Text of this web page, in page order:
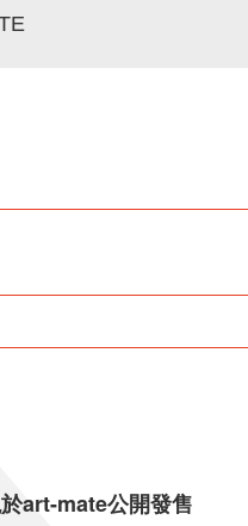
art-mate公開發售